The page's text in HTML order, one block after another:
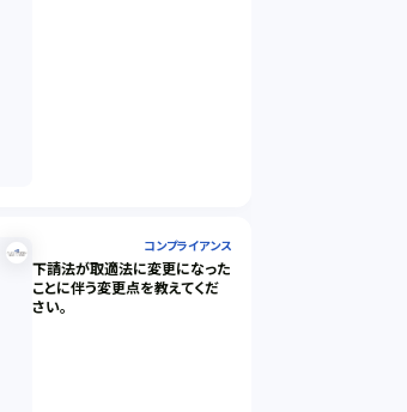
コンプライアンス
下請法が取適法に変更になった
ことに伴う変更点を教えてくだ
さい。